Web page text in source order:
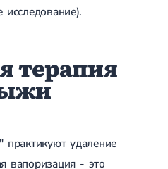
терапия
удаление
вапоризация - это